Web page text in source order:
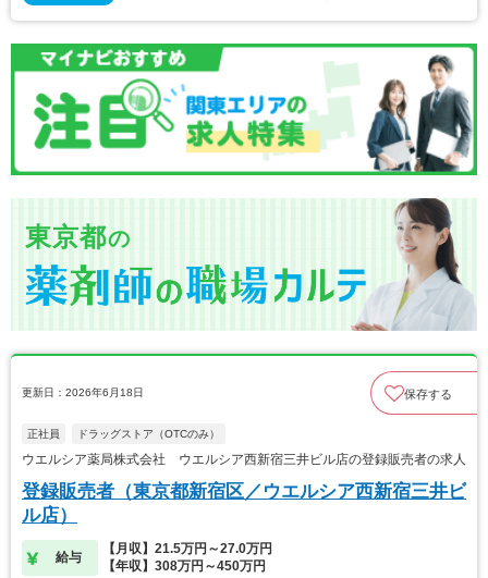
東京都の
更新日：2026年6月18日 保存する
正社員 ドラッグストア（OTCのみ）
ウエルシア薬局株式会社 ウエルシア西新宿三井ビル店の登録販売者の求人
登録販売者（東京都新宿区／ウエルシア西新宿三井ビ
ル店）
給与
【月収】21.5万円～27.0万円
【年収】308万円～450万円